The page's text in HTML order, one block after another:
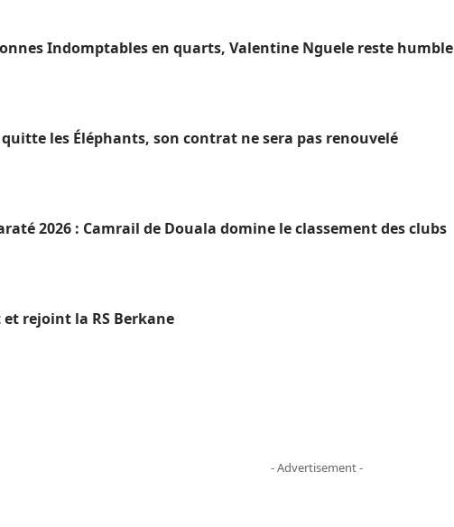
Indomptables en quarts, Valentine Nguele reste humble
quitte les Éléphants, son contrat ne sera pas renouvelé
2026 : Camrail de Douala domine le classement des clubs
rejoint la RS Berkane
- Advertisement -